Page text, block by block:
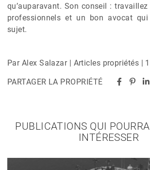
qu’auparavant. Son conseil :
professionnels et un bon avocat
sujet.
Par Alex Salazar | Articles propriétés |
PARTAGER LA PROPRIÉTÉ
PUBLICATIONS QUI
INTÉRESSER